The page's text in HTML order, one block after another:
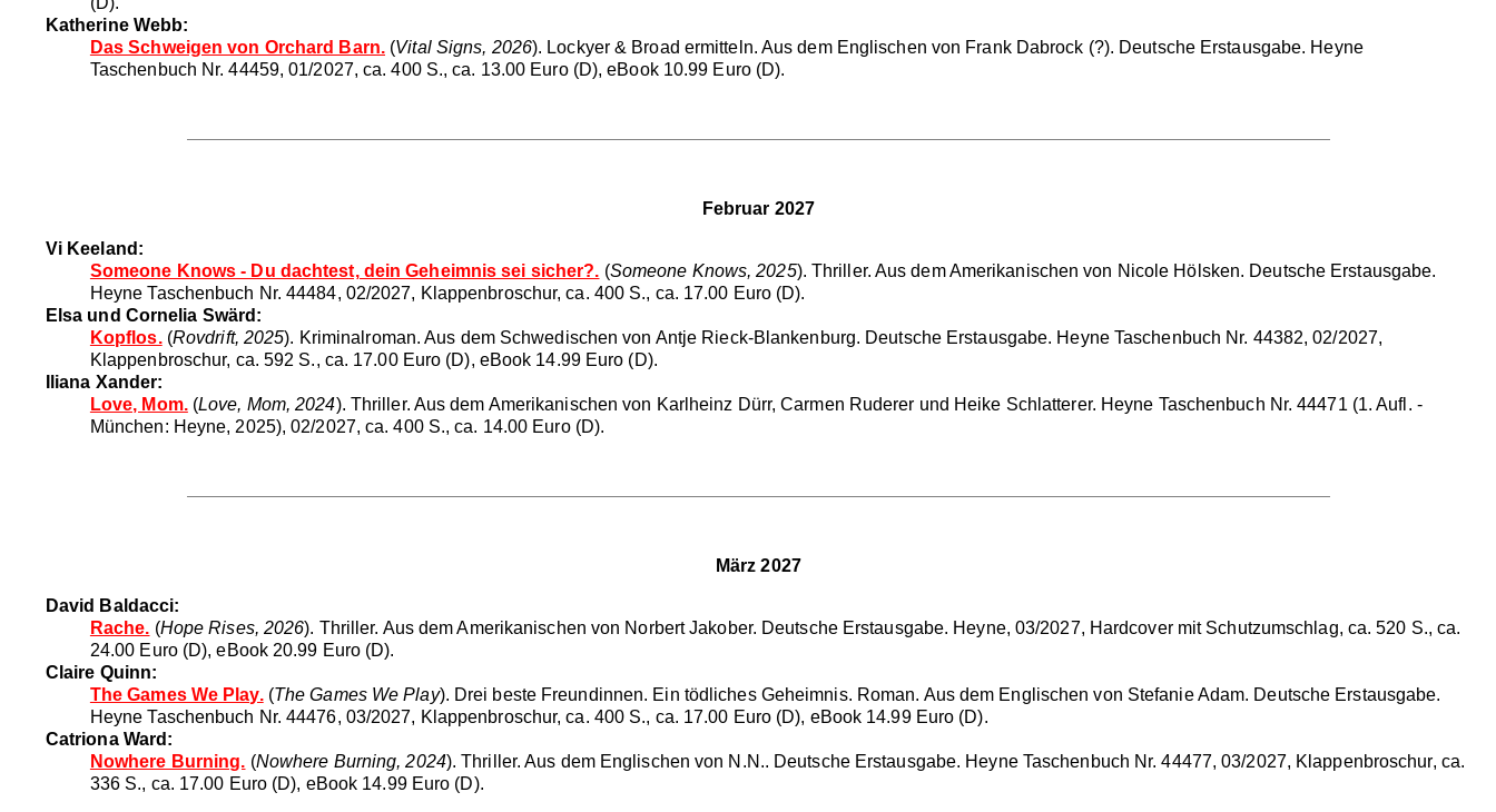
Katherine Webb:
Das Schweigen von Orchard Barn. (Vital Signs, 2026). Lockyer & Broad ermitteln. Aus dem Englischen von Frank Dabrock (?). Deutsche Erstausgabe. Heyne
Taschenbuch Nr. 44459, 01/2027, ca. 400 S., ca. 13.00 Euro (D), eBook 10.99 Euro (D).
Februar 2027
Vi Keeland:
Someone Knows - Du dachtest, dein Geheimnis sei sicher?. (Someone Knows, 2025). Thriller. Aus dem Amerikanischen von Nicole Hölsken. Deutsche Erstausgabe.
Heyne Taschenbuch Nr. 44484, 02/2027, Klappenbroschur, ca. 400 S., ca. 17.00 Euro (D).
Elsa und Cornelia Swärd:
Kopflos.(Rovdrift, 2025). Kriminalroman. Aus dem Schwedischen von Antje Rieck-Blankenburg. Deutsche Erstausgabe. Heyne Taschenbuch Nr. 44382, 02/2027,
Klappenbroschur, ca. 592 S., ca. 17.00 Euro (D), eBook 14.99 Euro (D).
Iliana Xander:
Love, Mom.(Love, Mom, 2024). Thriller. Aus dem Amerikanischen von Karlheinz Dürr, Carmen Ruderer und Heike Schlatterer. Heyne Taschenbuch Nr. 44471 (1. Aufl. -
München: Heyne, 2025), 02/2027, ca. 400 S., ca. 14.00 Euro (D).
März 2027
David Baldacci:
Rache. (Hope Rises, 2026). Thriller. Aus dem Amerikanischen von Norbert Jakober. Deutsche Erstausgabe. Heyne, 03/2027, Hardcover mit Schutzumschlag, ca. 520 S., ca.
24.00 Euro (D), eBook 20.99 Euro (D).
Claire Quinn:
The Games We Play.(The Games We Play). Drei beste Freundinnen. Ein tödliches Geheimnis. Roman. Aus dem Englischen von Stefanie Adam. Deutsche Erstausgabe.
Heyne Taschenbuch Nr. 44476, 03/2027, Klappenbroschur, ca. 400 S., ca. 17.00 Euro (D), eBook 14.99 Euro (D).
Catriona Ward:
Nowhere Burning. (Nowhere Burning, 2024). Thriller. Aus dem Englischen von N.N.. Deutsche Erstausgabe. Heyne Taschenbuch Nr. 44477, 03/2027, Klappenbroschur, ca.
336 S., ca. 17.00 Euro (D), eBook 14.99 Euro (D).